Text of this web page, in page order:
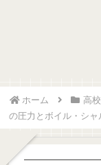
ホーム 高
の圧力とボイル・シ